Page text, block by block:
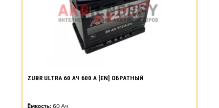
ZUBR ULTRA 60 АЧ 600 А [EN] ОБРАТНЫЙ
Ёмкость: 60 Ач